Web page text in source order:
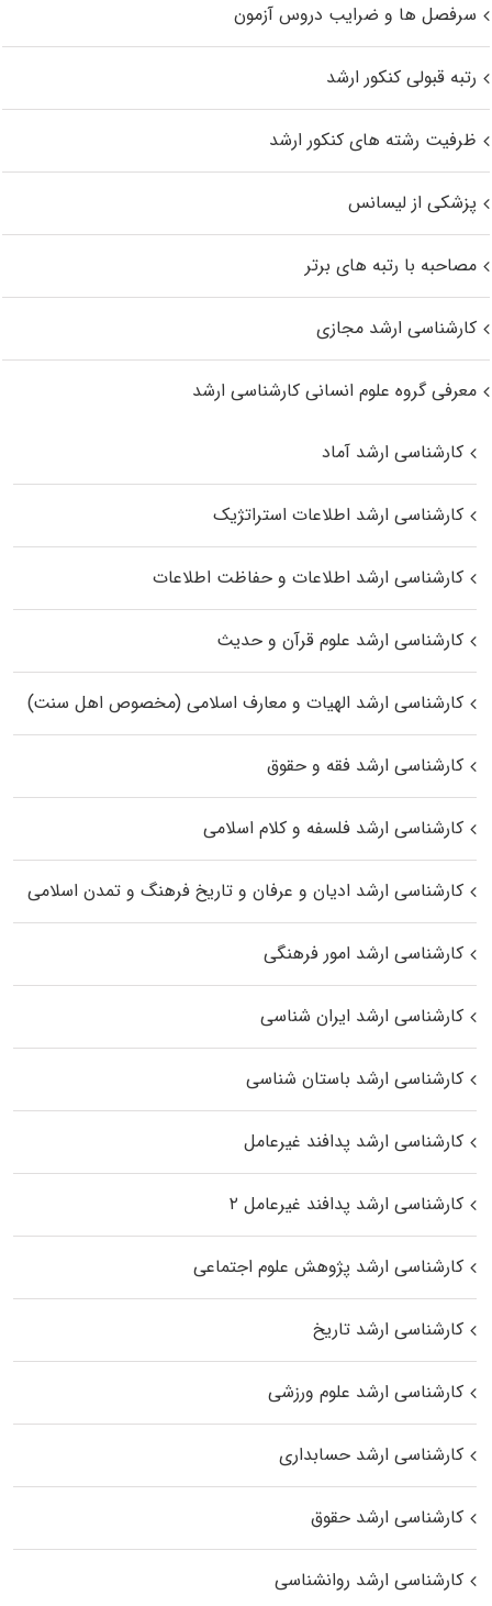
سرفصل ها و ضرایب دروس آزمون
رتبه قبولی کنکور ارشد
ظرفیت رشته های کنکور ارشد
پزشکی از لیسانس
مصاحبه با رتبه های برتر
کارشناسی ارشد مجازی
معرفی گروه علوم انسانی کارشناسی ارشد
کارشناسی ارشد آماد
کارشناسی ارشد اطلاعات استراتژیک
کارشناسی ارشد اطلاعات و حفاظت اطلاعات
کارشناسی ارشد علوم قرآن و حدیث
کارشناسی ارشد الهیات و معارف اسلامی (مخصوص اهل سنت)
کارشناسی ارشد فقه و حقوق
کارشناسی ارشد فلسفه و کلام اسلامی
کارشناسی ارشد ادیان و عرفان و تاریخ فرهنگ و تمدن اسلامی
کارشناسی ارشد امور فرهنگی
کارشناسی ارشد ایران شناسی
کارشناسی ارشد باستان شناسی
کارشناسی ارشد پدافند غیرعامل
کارشناسی ارشد پدافند غیرعامل ۲
کارشناسی ارشد پژوهش علوم اجتماعی
کارشناسی ارشد تاریخ
کارشناسی ارشد علوم ورزشی
کارشناسی ارشد حسابداری
کارشناسی ارشد حقوق
کارشناسی ارشد روانشناسی